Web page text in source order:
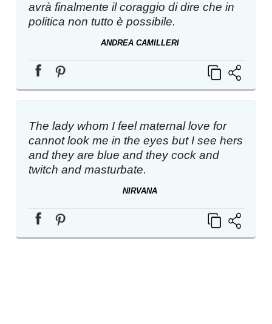
avrà finalmente il coraggio di dire che in
politica non tutto è possibile.
ANDREA CAMILLERI
The lady whom I feel maternal love for
cannot look me in the eyes but I see hers
and they are blue and they cock and
twitch and masturbate.
NIRVANA